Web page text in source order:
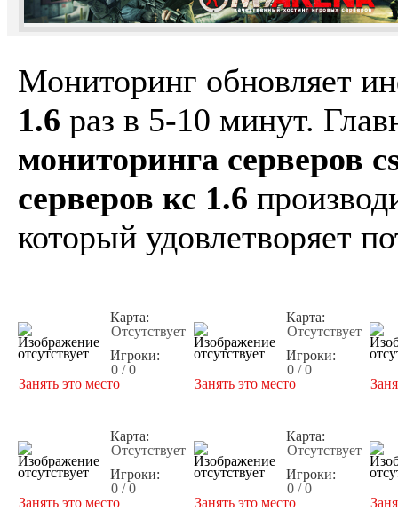
Мониторинг обновляет
1.6 раз в 5-10 минут.
мониторинга серверов
серверов кс 1.6
который удовлетворяет
Карта:
Отсутствует
Игроки:
0 / 0
Занять это место
Карта:
Отсутствует
Игроки:
0 / 0
Занять это место
Карта:
Отсутствует
Игроки:
0 / 0
Занять это место
Карта:
Отсутствует
Игроки:
0 / 0
Занять это место